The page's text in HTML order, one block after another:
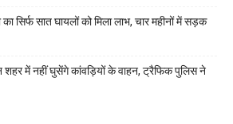
सिर्फ सात घायलों को मिला लाभ, चार महीनों में सड़क
शहर में नहीं घुसेंगे कांवड़ियों के वाहन, ट्रैफिक पुलिस ने